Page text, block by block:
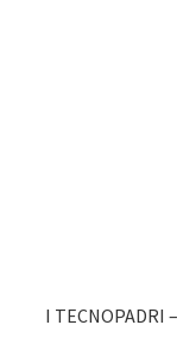
I TECNOPADRI